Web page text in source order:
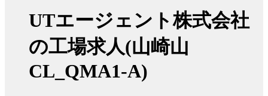
UTエージェント株式会社
の工場求人(山崎山
CL_QMA1-A)